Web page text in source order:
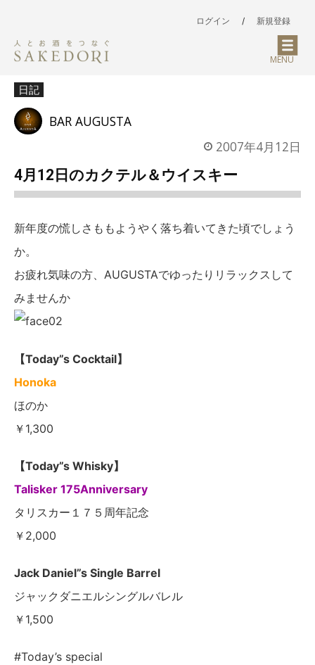
ログイン / 新規登録
MENU
日記
BAR AUGUSTA
2007年4月12日
4月12日のカクテル＆ウイスキー
新年度の慌しさももようやく落ち着いてきた頃でしょう
か。
お疲れ気味の方、AUGUSTAでゆったりリラックスして
みませんか
【Today”s Cocktail】
Honoka
ほのか
￥1,300
【Today”s Whisky】
Talisker 175Anniversary
タリスカー１７５周年記念
￥2,000
Jack Daniel”s Single Barrel
ジャックダニエルシングルバレル
￥1,500
#Today’s special